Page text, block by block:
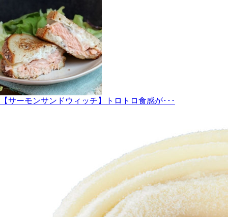
【サーモンサンドウィッチ】トロトロ食感が･･･